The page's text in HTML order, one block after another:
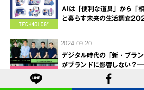
AIは「便利な道具」から「
と暮らす未来の生活調査
2024.09.20
デジタル時代の「新・ブラ
がブランドに影響しない？